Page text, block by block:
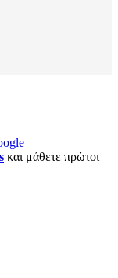
και μάθετε πρώτοι